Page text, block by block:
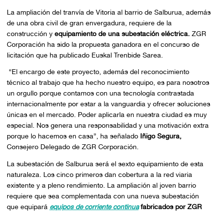
La ampliación del tranvía de Vitoria al barrio de Salburua, además
de una obra civil de gran envergadura, requiere de la
construcción y equipamiento de una subestación eléctrica.ZGR
Corporación ha sido la propuesta ganadora en el concurso de
licitación que ha publicado Euskal Trenbide Sarea.
“El encargo de este proyecto, además del reconocimiento
técnico al trabajo que ha hecho nuestro equipo, es para nosotros
un orgullo porque contamos con una tecnología contrastada
internacionalmente por estar a la vanguardia y ofrecer soluciones
únicas en el mercado. Poder aplicarla en nuestra ciudad es muy
especial. Nos genera una responsabilidad y una motivación extra
porque lo hacemos en casa”, ha señalado Iñigo Segura,
Consejero Delegado de ZGR Corporación.
La subestación de Salburua será el sexto equipamiento de esta
naturaleza. Los cinco primeros dan cobertura a la red viaria
existente y a pleno rendimiento. La ampliación al joven barrio
requiere que sea complementada con una nueva subestación
que equipará equipos de corriente continuafabricados por ZGR